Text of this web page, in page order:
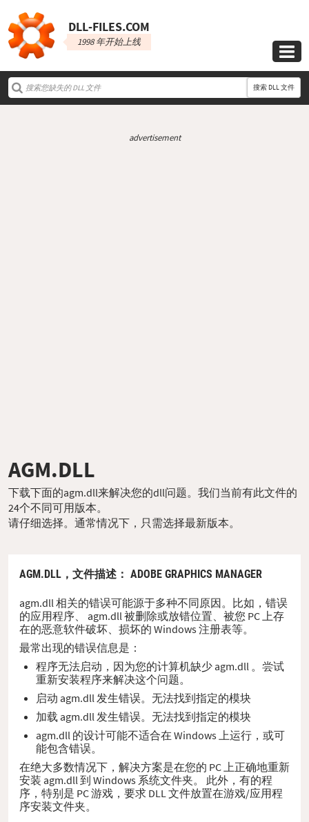
DLL‑FILES.COM
1998 年开始上线

搜索 DLL 文件
advertisement
AGM.DLL
下载下面的agm.dll来解决您的dll问题。我们当前有此文件的
24个不同可用版本。
请仔细选择。通常情况下，只需选择最新版本。
AGM.DLL， 文件描述 ： ADOBE GRAPHICS MANAGER
agm.dll 相关的错误可能源于多种不同原因。比如，错误
的应用程序、 agm.dll 被删除或放错位置、被您 PC 上存
在的恶意软件破坏、损坏的 Windows 注册表等。
最常出现的错误信息是：
程序无法启动，因为您的计算机缺少 agm.dll 。尝试
重新安装程序来解决这个问题。
启动 agm.dll 发生错误。无法找到指定的模块
加载 agm.dll 发生错误。无法找到指定的模块
agm.dll 的设计可能不适合在 Windows 上运行，或可
能包含错误。
在绝大多数情况下，解决方案是在您的 PC 上正确地重新
安装 agm.dll 到 Windows 系统文件夹。 此外，有的程
序，特别是 PC 游戏，要求 DLL 文件放置在游戏/应用程
序安装文件夹。